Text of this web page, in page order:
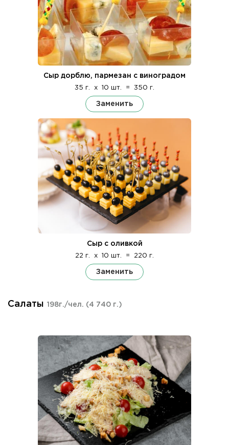
Сыр дорблю, пармезан с виноградом
35 г. x 10 шт. = 350 г.
Заменить
Сыр с оливкой
22 г. x 10 шт. = 220 г.
Заменить
Салаты 198г./чел. (4 740 г.)